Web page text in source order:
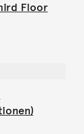
Floor